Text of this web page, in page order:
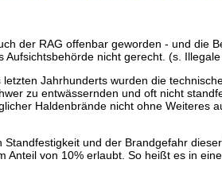
der RAG offenbar geworden - und die
Aufsichtsbehörde nicht gerecht. (s.
Jahrhunderts wurden die
zu entwässernden und oft nicht
Haldenbrände nicht ohne Weiteres
Standfestigkeit und der Brandgefahr
Anteil von 10% erlaubt. So heißt es in